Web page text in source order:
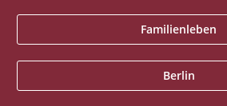
Familienleben
Berlin